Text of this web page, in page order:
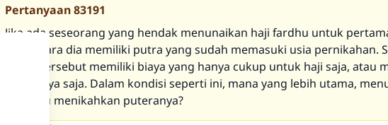
Pertanyaan83191
Jika ada seseorang yang hendak menunaikan haji fardhu untuk
sementara dia memiliki putra yang sudah memasuki usia pernikahan.
orang tersebut memiliki biaya yang hanya cukup untuk haji saja, atau
puteranya saja. Dalam kondisi seperti ini, mana yang lebih utama,
haji atau menikahkan puteranya?